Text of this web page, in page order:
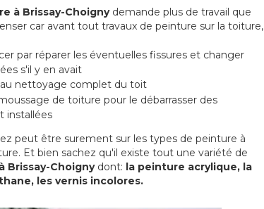
à Brissay-Choignydemande plus de travail que
car avant tout travaux de peinture sur la toiture,
par réparer les éventuelles fissures et changer
s'il y en avait
nettoyage complet du toit
de toiture pour le débarrasser des
installées
peut être surement sur les types de peinture à
Et bien sachez qu'il existe tout une variété de
Brissay-Choigny dont: la peinture acrylique, la
les vernis incolores.